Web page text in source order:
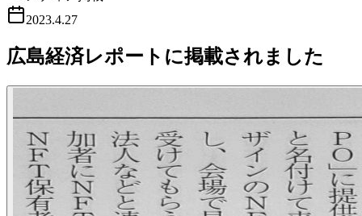
2023.4.27
広島経済レポートに掲載されました